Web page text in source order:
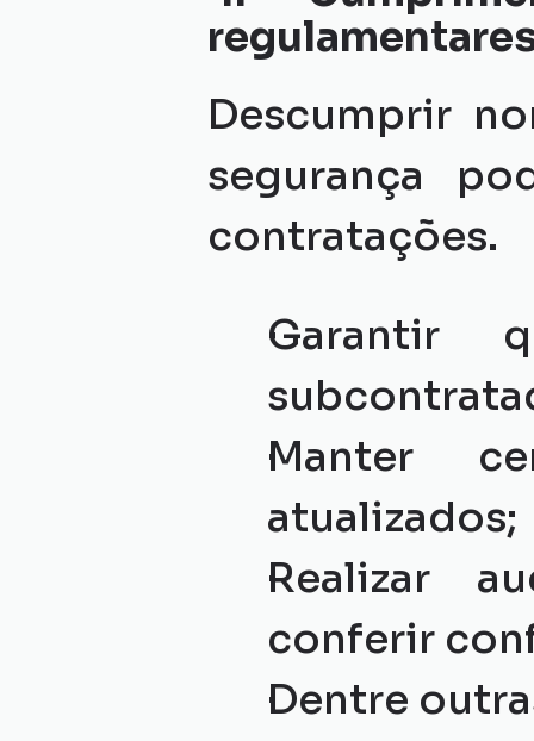
Descumprir
segurança
contratações.
Garantir
Manter
atualizados;
Realizar
conferir
Dentre